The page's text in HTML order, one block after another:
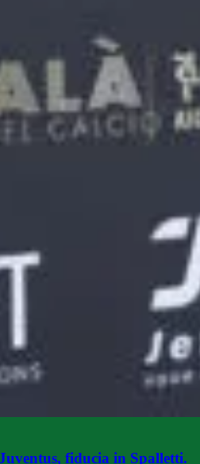
fiducia in Spalletti.